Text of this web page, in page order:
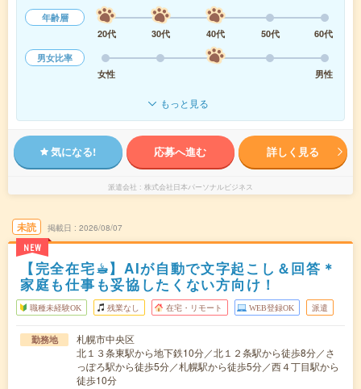
年齢層
20代
30代 40代 50代
60代
男女比率
女性
男性
もっと見る
気になる! 応募へ進む 詳しく見る
派遣会社 株式会社日本パーソナルビジネス
未読
NEW
掲載日 2026/08/07
【完全在宅☕︎】AIが自動で文字起こし＆回答＊
家庭も仕事も妥協したくない方向け！
職種未経験OK 残業なし 在宅・リモート WEB登録OK 派遣
勤務地
札幌市中央区
北１３条東駅から地下鉄10分／北１２条駅から徒歩8分／さ
っぽろ駅から徒歩5分／札幌駅から徒歩5分／西４丁目駅から
徒歩10分